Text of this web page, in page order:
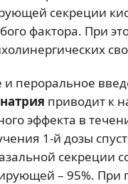
секреции
фактора. При
и пероральное
приводит к
эффекта в
1-й дозы
секреции
– 95%. При